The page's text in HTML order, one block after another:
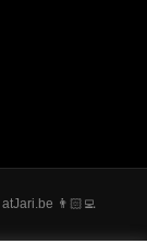
atJari.be 👨🏻‍💻